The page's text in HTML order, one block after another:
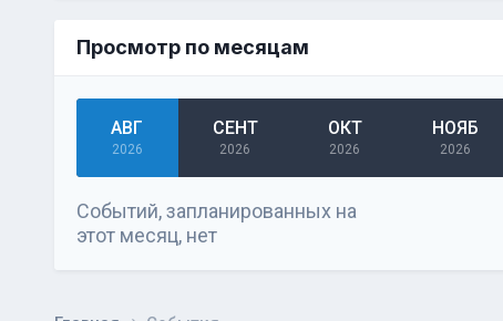
Просмотр по месяцам
АВГ
2026
СЕНТ
2026
ОКТ
2026
НОЯБ
2026
Событий, запланированных на
этот месяц, нет